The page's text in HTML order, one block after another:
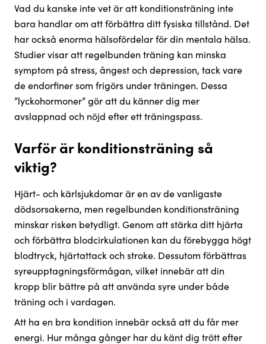
Vad du kanske inte vet är att konditionsträning inte
bara handlar om att förbättra ditt fysiska tillstånd. Det
har också enorma hälsofördelar för din mentala hälsa.
Studier visar att regelbunden träning kan minska
symptom på stress, ångest och depression, tack vare
de endorfiner som frigörs under träningen. Dessa
”lyckohormoner” gör att du känner dig mer
avslappnad och nöjd efter ett träningspass.
Varför är konditionsträning så
viktig?
Hjärt- och kärlsjukdomar är en av de vanligaste
dödsorsakerna, men regelbunden konditionsträning
minskar risken betydligt. Genom att stärka ditt hjärta
och förbättra blodcirkulationen kan du förebygga högt
blodtryck, hjärtattack och stroke. Dessutom förbättras
syreupptagningsförmågan, vilket innebär att din
kropp blir bättre på att använda syre under både
träning och i vardagen.
Att ha en bra kondition innebär också att du får mer
energi. Hur många gånger har du känt dig trött efter